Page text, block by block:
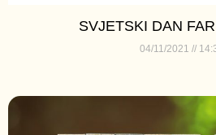
SVJETSKI DAN
04/11/2021